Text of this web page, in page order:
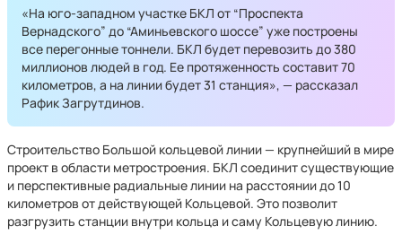
«На юго-западном участке БКЛ от “Проспекта
Вернадского” до “Аминьевского шоссе” уже построены
все перегонные тоннели. БКЛ будет перевозить до 380
миллионов людей в год. Ее протяженность составит 70
километров, а на линии будет 31 станция», — рассказал
Рафик Загрутдинов.
Строительство Большой кольцевой линии — крупнейший в мире
проект в области метростроения. БКЛ соединит существующие
и перспективные радиальные линии на расстоянии до 10
километров от действующей Кольцевой. Это позволит
разгрузить станции внутри кольца и саму Кольцевую линию.